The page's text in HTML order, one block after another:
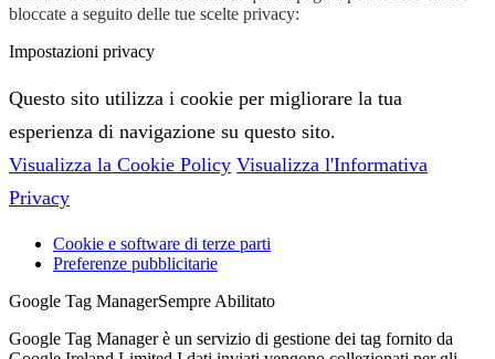
bloccate a seguito delle tue scelte privacy:
Impostazioni privacy
Questo sito utilizza i cookie per migliorare la tua
esperienza di navigazione su questo sito.
Visualizza la Cookie Policy Visualizza l'Informativa
Privacy
Cookie e software di terze parti
Preferenze pubblicitarie
Google Tag ManagerSempre Abilitato
Google Tag Manager è un servizio di gestione dei tag fornito da